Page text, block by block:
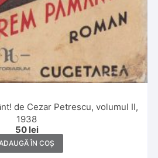
de Cezar Petrescu, volumul II,
1938
50 lei
ÎN COȘ